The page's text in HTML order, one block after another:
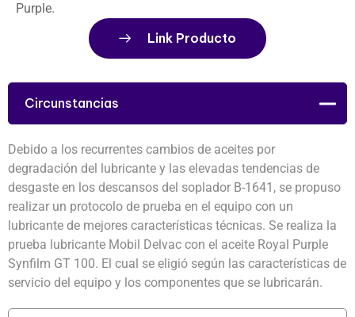
Purple.
Link Producto
Circunstancias
Debido a los recurrentes cambios de aceites por
degradación del lubricante y las elevadas tendencias de
desgaste en los descansos del soplador B-1641, se propuso
realizar un protocolo de prueba en el equipo con un
lubricante de mejores características técnicas. Se realiza la
prueba lubricante Mobil Delvac con el aceite Royal Purple
Synfilm GT 100. El cual se eligió según las características de
servicio del equipo y los componentes que se lubricarán.